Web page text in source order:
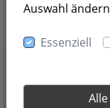
Auswahl
Essenziell